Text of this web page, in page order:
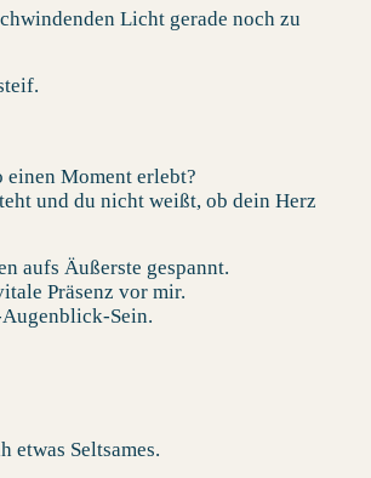
Licht gerade noch zu
einen Moment erlebt?
und du nicht weißt, ob dein Herz
aufs Äußerste gespannt.
Präsenz vor mir.
Sein.
etwas Seltsames.